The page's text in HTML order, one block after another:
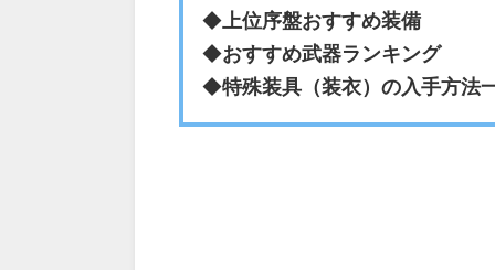
◆ 上位序盤おすすめ装備
◆おすすめ武器ランキング
◆特殊装具（装衣）の入手方法